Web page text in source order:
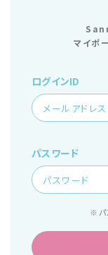
マイポ
ログインID
パスワード
※パ